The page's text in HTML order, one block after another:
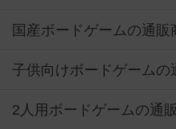
国産ボードゲームの通販
子供向けボードゲームの
2人用ボードゲームの通